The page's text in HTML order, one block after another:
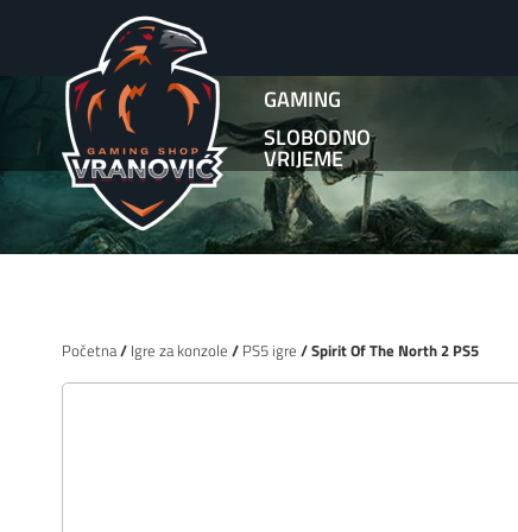
GAMING
SLOBODNO
VRIJEME
Početna/ Igre za konzole / PS5 igre / Spirit Of The North 2 PS5